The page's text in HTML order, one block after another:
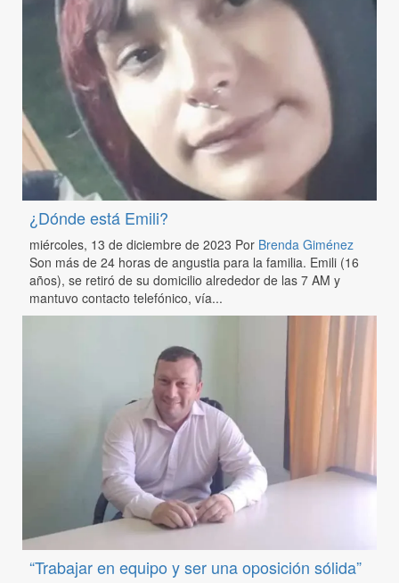
¿Dónde está Emili?
miércoles, 13 de diciembre de 2023 Por Brenda Giménez
Son más de 24 horas de angustia para la familia. Emili (16
años), se retiró de su domicilio alrededor de las 7 AM y
mantuvo contacto telefónico, vía...
“Trabajar en equipo y ser una oposición sólida”